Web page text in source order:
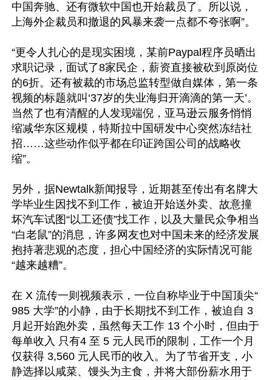
中国奔驰、还有微软中国也开始裁员了。所以说，
上海外企裁员和撤退的风暴来袭一点都不夸张啊”。
“更令人扎心的是现实困境，某前Paypal程序员晒出
求职记录，面试了8家民企，薪资直接被砍到原岗位
的6折。还有被裁的市场总监转型做自媒体，第一条
视频的标题就叫‘37岁的失业海归开滴滴的第一天’。
当然了也有清醒的人发现端倪，亚马逊云服务悄悄
缩减华东区规模，特斯拉中国研发中心突然冻结社
招……这些动作似乎都在印证跨国公司的战略收
缩”。
另外，据Newtalk新闻报导，近期甚至传出有名牌大
学毕业生因找不到工作，被迫开始送外卖、故意撞
坏汽车试图“以工还债”找工作，以及大量民众争相当
“白老鼠”的消息，许多网友也对中国未来的经济发展
抱持著悲观的态度，担心中国经济的实际情况可能
“越来越糟”。
在 X 流传一则视频表示，一位自称毕业于中国顶尖“
985 大学”的小静，由于长期找不到工作，被迫自 3
月起开始跑外卖，虽然每天工作 13 个小时，但由于
每单收入 只有4 至 5 元人民币的限制，工作一个月
仅获得 3,560 元人民币的收入。为了节省开支，小
静选择以咸菜、馒头为主食，并将大部份薪水用于